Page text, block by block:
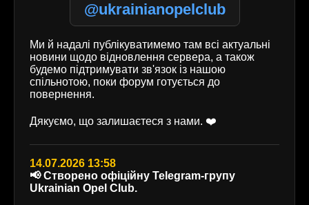
@ukrainianopelclub
Ми й надалі публікуватимемо там всі актуальні
новини щодо відновлення сервера, а також
будемо підтримувати зв'язок із нашою
спільнотою, поки форум готується до
повернення.
Дякуємо, що залишаєтеся з нами. ❤️
14.07.2026 13:58
📢 Створено офіційну Telegram-групу
Ukrainian Opel Club.